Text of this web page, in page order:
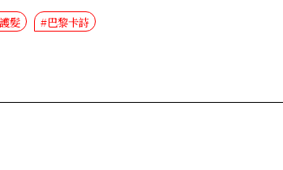
髮 #巴黎卡詩